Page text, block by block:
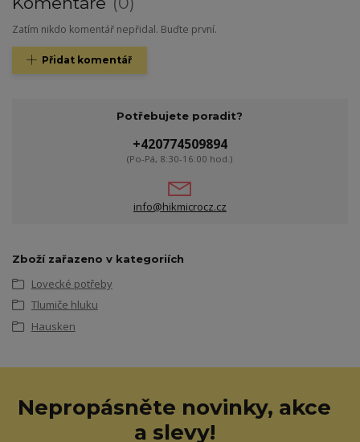
Zatím nikdo komentář nepřidal. Buďte první.
Přidat komentář
Potřebujete poradit?
+420774509894
(Po-Pá, 8:30-16:00 hod.)
info@hikmicrocz.cz
Zboží zařazeno v kategoriích
Lovecké potřeby
Tlumiče hluku
Hausken
Nepropásněte novinky, akce
a slevy!